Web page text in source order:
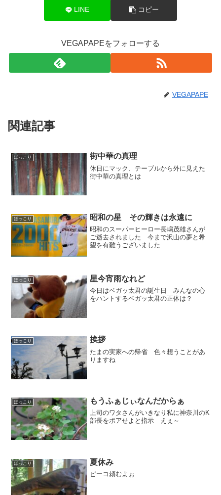
LINE コピー
VEGAPAPEをフォローする
VEGAPAPE
関連記事
ほっこり 街中華の真理
休日にマック、テーブルから外に見えた
街中華の真理とは
ほっこり 昭和の星 その輝きは永遠に
昭和のスーパーヒーロー長嶋茂雄さんが
ご逝去されました 今まで沢山の夢と希
望を有難うございました
ほっこり 星今宵雨なれど
今日はベガッ太君の誕生日 みんなの心
をハントするベガッ太君の正体は？
ほっこり 挨拶
たまの実家への帰省 色々想うことがあ
りますね
ほっこり もうふぁじぃなんだからぁ
上司のワタさんがいきなり私に神奈川のK
部長をポアせよと指示 えぇ～
ほっこり 夏休み
ピーコ頼むよぉ